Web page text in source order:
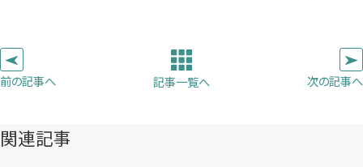
で
ー
前の記事へ 記事一覧へ 次の記事へ
関連記事